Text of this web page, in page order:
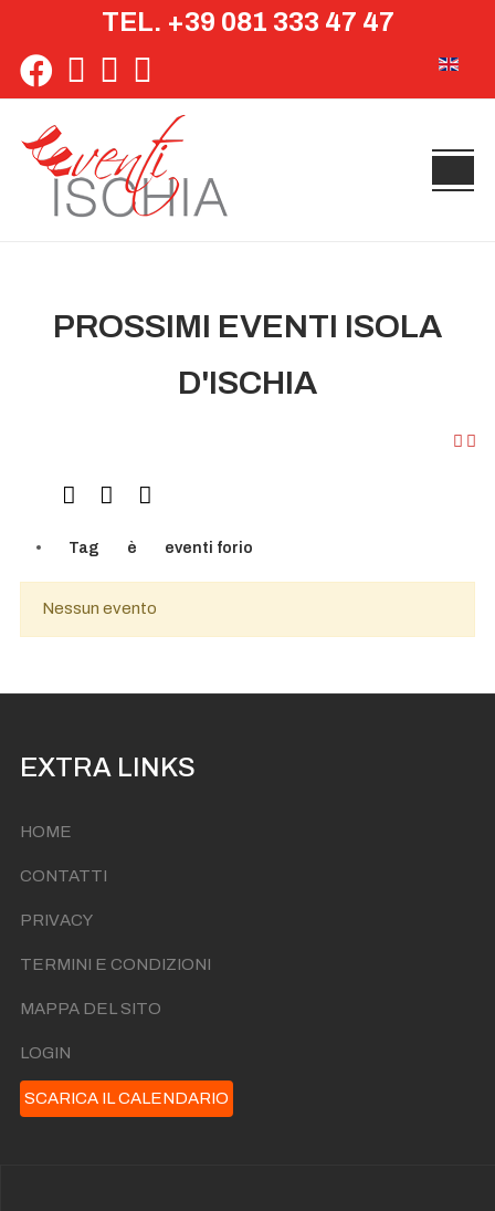
TEL. +39 081 333 47 47
PROSSIMI EVENTI ISOLA
D'ISCHIA
Tag è eventi forio
Nessun evento
EXTRA LINKS
HOME
CONTATTI
PRIVACY
TERMINI E CONDIZIONI
MAPPA DEL SITO
LOGIN
SCARICA IL CALENDARIO